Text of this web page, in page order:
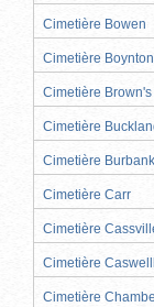
Cimetière Bowen
Cimetière Boynton
Cimetière Brown's
Cimetière
Cimetière Burbank
Cimetière Carr
Cimetière
Cimetière
Cimetière